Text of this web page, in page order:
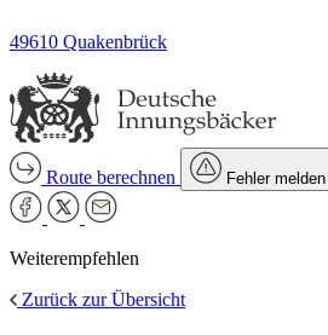
49610 Quakenbrück
Route berechnen Fehler melden
Weiterempfehlen
Zurück zur Übersicht